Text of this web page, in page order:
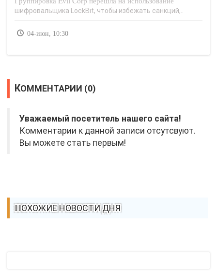
шифровальщика LockBit, чтобы избежать санкций,..
04-июн, 10:30
КОММЕНТАРИИ (0)
Уважаемый посетитель нашего сайта!
Комментарии к данной записи отсутсвуют.
Вы можете стать первым!
ПОХОЖИЕ НОВОСТИ ДНЯ